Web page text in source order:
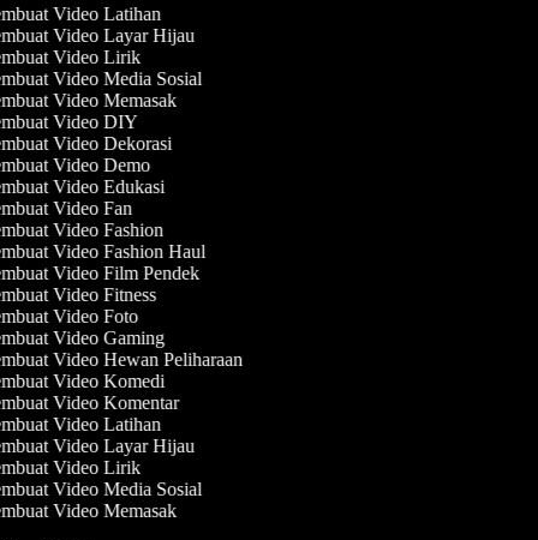
Video Latihan
Video Layar Hijau
Video Lirik
Video Media Sosial
Video Memasak
Video DIY
Video Dekorasi
Video Demo
Video Edukasi
Video Fan
Video Fashion
Video Fashion Haul
Video Film Pendek
Video Fitness
Video Foto
Video Gaming
Video Hewan Peliharaan
Video Komedi
Video Komentar
Video Latihan
Video Layar Hijau
Video Lirik
Video Media Sosial
Video Memasak